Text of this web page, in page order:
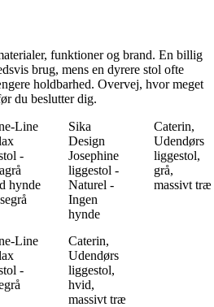
funktioner og brand. En billig
brug, mens en dyrere stol ofte
holdbarhed. Overvej, hvor meget
du beslutter dig.
Line
-
hynde
Sika
Design
Josephine
liggestol -
Naturel -
Ingen
hynde
Caterin,
Udendørs
liggestol,
grå,
massivt træ
Line
-
Caterin,
Udendørs
liggestol,
hvid,
massivt træ